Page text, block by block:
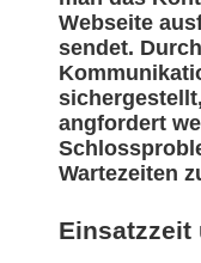
Webseite
sendet.
angfordert
Wartezeiten
Einsatzzeit